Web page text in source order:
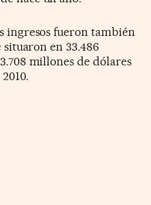
ingresos fueron también
situaron en 33.486
millones de dólares